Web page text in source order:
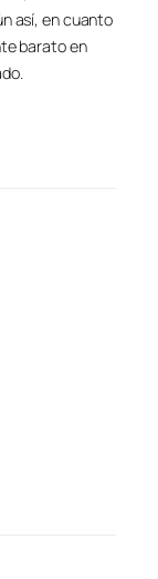
así, en cuanto
barato en